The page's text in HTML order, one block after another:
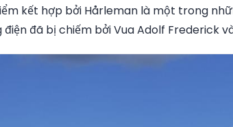
kết hợp bởi Hårleman là một trong
điện đã bị chiếm bởi Vua Adolf Frederick